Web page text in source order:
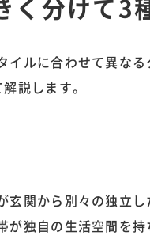
く分けて3
イルに合わせて異な
説します。
玄関から別々の独立
が独自の生活空間を